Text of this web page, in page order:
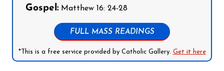
Gospel: Matthew 16: 24-28
FULL MASS READINGS
*This is a free service provided by Catholic Gallery. Get it here